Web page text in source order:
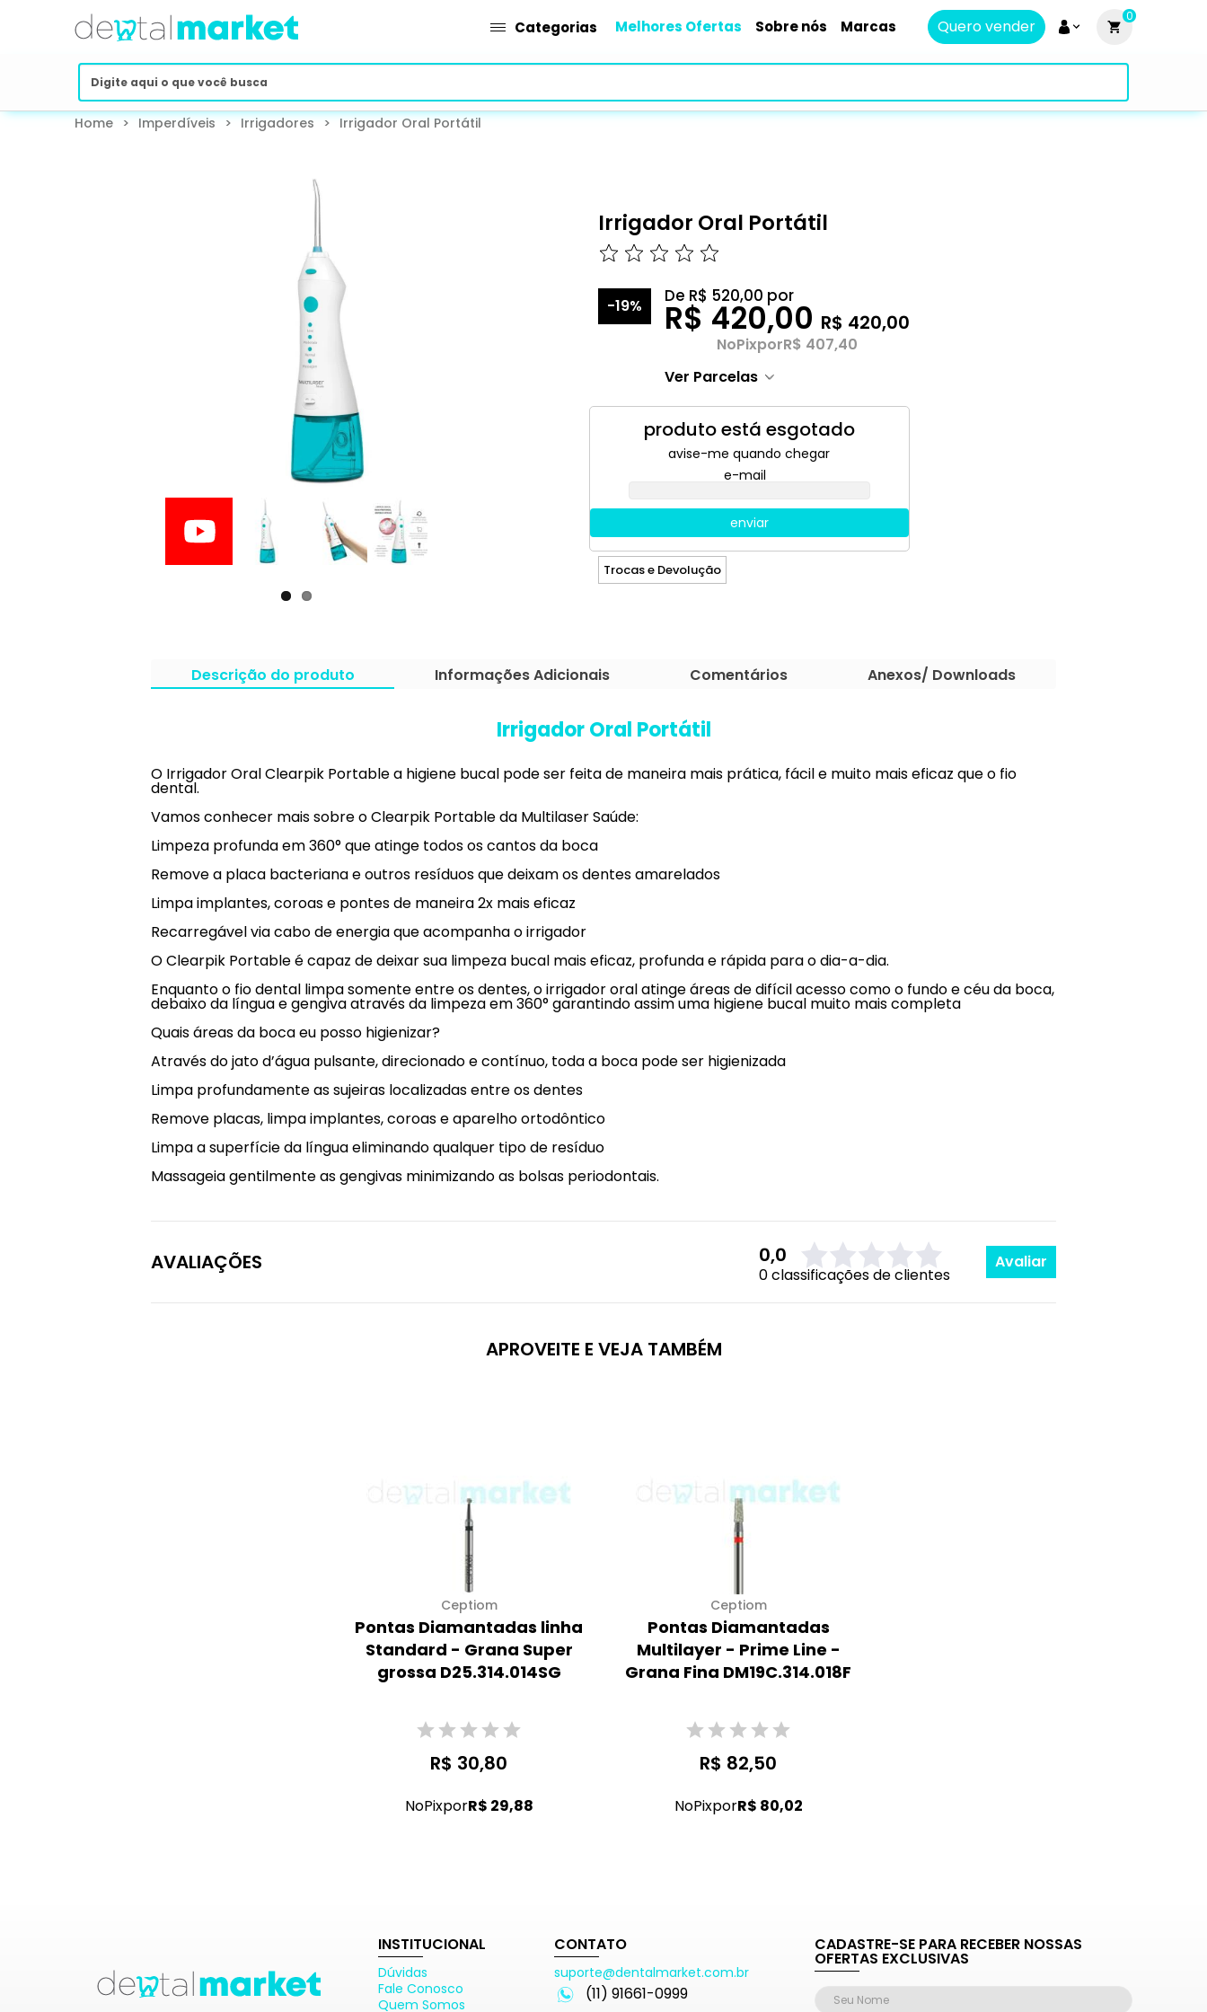
Categorias Melhores Ofertas Sobre nós Marcas Quero vender
0
Home > Imperdíveis > Irrigadores > Irrigador Oral Portátil
Irrigador Oral Portátil
-19% De R$ 520,00 por
R$ 420,00 R$ 420,00
NoPixporR$ 407,40
Ver Parcelas
produto está esgotado
avise-me quando chegar
e-mail
enviar
Trocas e Devolução
Descrição do produto Informações Adicionais Comentários Anexos/ Downloads
Irrigador Oral Portátil
O Irrigador Oral Clearpik Portable a higiene bucal pode ser feita de maneira mais prática, fácil e muito mais eficaz que o fio
dental.
Vamos conhecer mais sobre o Clearpik Portable da Multilaser Saúde:
Limpeza profunda em 360° que atinge todos os cantos da boca
Remove a placa bacteriana e outros resíduos que deixam os dentes amarelados
Limpa implantes, coroas e pontes de maneira 2x mais eficaz
Recarregável via cabo de energia que acompanha o irrigador
O Clearpik Portable é capaz de deixar sua limpeza bucal mais eficaz, profunda e rápida para o dia-a-dia.
Enquanto o fio dental limpa somente entre os dentes, o irrigador oral atinge áreas de difícil acesso como o fundo e céu da boca,
debaixo da língua e gengiva através da limpeza em 360° garantindo assim uma higiene bucal muito mais completa
Quais áreas da boca eu posso higienizar?
Através do jato d’água pulsante, direcionado e contínuo, toda a boca pode ser higienizada
Limpa profundamente as sujeiras localizadas entre os dentes
Remove placas, limpa implantes, coroas e aparelho ortodôntico
Limpa a superfície da língua eliminando qualquer tipo de resíduo
Massageia gentilmente as gengivas minimizando as bolsas periodontais.
AVALIAÇÕES 0,0
0 classificações de clientes
Avaliar
APROVEITE E VEJA TAMBÉM
Ceptiom
Pontas Diamantadas linha
Standard - Grana Super
grossa D25.314.014SG
R$ 30,80
NoPixporR$ 29,88
Ceptiom
Pontas Diamantadas
Multilayer - Prime Line -
Grana Fina DM19C.314.018F
R$ 82,50
NoPixporR$ 80,02
INSTITUCIONAL
Dúvidas
Fale Conosco
Quem Somos
CONTATO
suporte@dentalmarket.com.br
(11) 91661-0999
CADASTRE-SE PARA RECEBER NOSSAS
OFERTAS EXCLUSIVAS